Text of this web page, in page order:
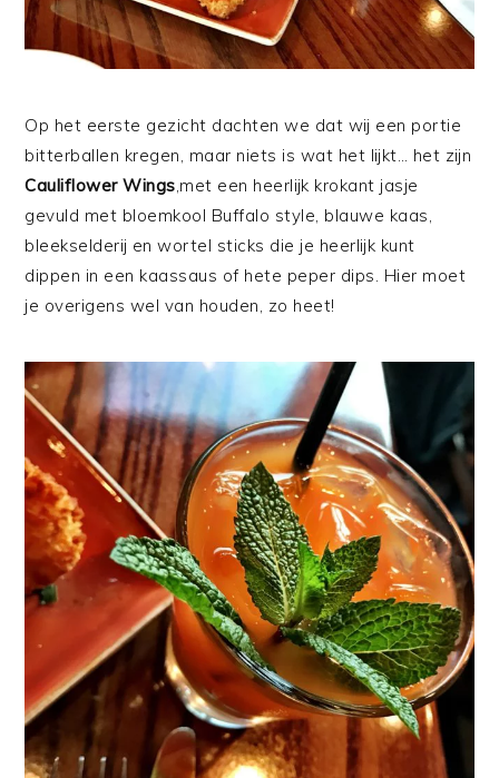
Op het eerste gezicht dachten we dat wij een portie
bitterballen kregen, maar niets is wat het lijkt… het zijn
Cauliflower Wings ,met een heerlijk krokant jasje
gevuld met bloemkool Buffalo style, blauwe kaas,
bleekselderij en wortel sticks die je heerlijk kunt
dippen in een kaassaus of hete peper dips. Hier moet
je overigens wel van houden, zo heet!